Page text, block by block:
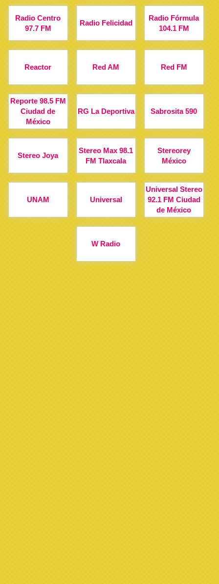
Radio Centro
97.7 FM
Radio Felicidad
Radio Fórmula
104.1 FM
Reactor Red AM Red FM
Reporte 98.5 FM
Ciudad de
México
RG La Deportiva Sabrosita 590
Stereo Joya
Stereo Max 98.1
FM Tlaxcala
Stereorey
México
UNAM Universal
Universal Stereo
92.1 FM Ciudad
de México
W Radio